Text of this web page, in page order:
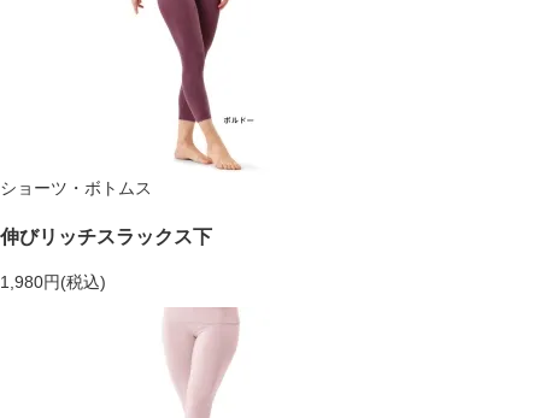
ショーツ・ボトムス
伸びリッチスラックス下
1,980円(税込)